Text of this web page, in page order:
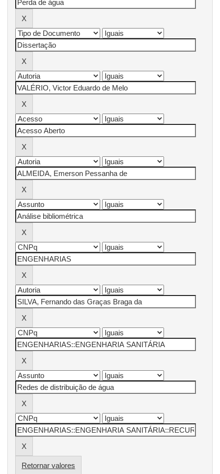
Retornar valores